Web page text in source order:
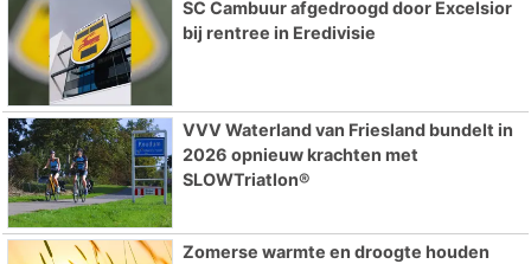
SC Cambuur afgedroogd door Excelsior
bij rentree in Eredivisie
VVV Waterland van Friesland bundelt in
2026 opnieuw krachten met
SLOWTriatlon®
Zomerse warmte en droogte houden